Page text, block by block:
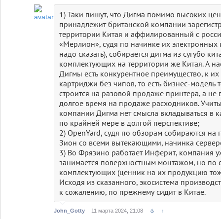
1) Таки пишут, что Дигма помимо высоких
принадлежит британской компании
территории Китая и аффилированный с
«Мерлион», судя по начинке их
надо сказать), собирается дигма из сугубо
комплектующих на территории же Китая. А
Дигмы есть конкурентное преимущество, к
картриджи без чипов, то есть бизнес-модель
строится на разовой продаже принтера, а не
долгое время на продаже расходников.
компании Дигма нет смысла вкладываться в
по крайней мере в долгой перспективе;
2) OpenYard, судя по обзорам собираются на
Зион со всеми вытекающими, начинка
3) Во Фрязино работает Инферит, компания
занимается поверхностным монтажом, но по
комплектующих (ценник на их продукцию
Исходя из сказанного, экосистема
к сожалению, по прежнему сидит в Китае.
John_Gotty 11 марта 2024, 21:08 ↑